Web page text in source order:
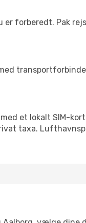
forberedt. Pak
et lokalt SIM-
taxa.